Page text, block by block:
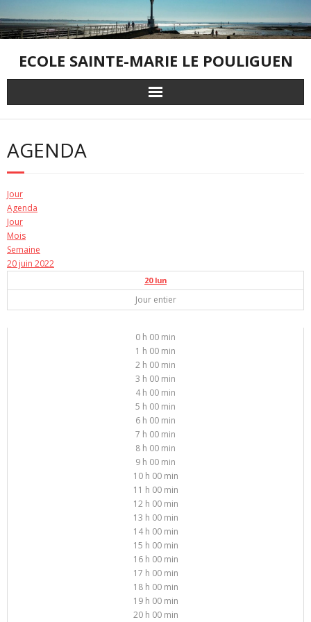
to
content
ECOLE SAINTE-MARIE LE POULIGUEN
AGENDA
Jour
Agenda
Jour
Mois
Semaine
20 juin 2022
20 lun
Jour entier
0 h 00 min
1 h 00 min
2 h 00 min
3 h 00 min
4 h 00 min
5 h 00 min
6 h 00 min
7 h 00 min
8 h 00 min
9 h 00 min
10 h 00 min
11 h 00 min
12 h 00 min
13 h 00 min
14 h 00 min
15 h 00 min
16 h 00 min
17 h 00 min
18 h 00 min
19 h 00 min
20 h 00 min